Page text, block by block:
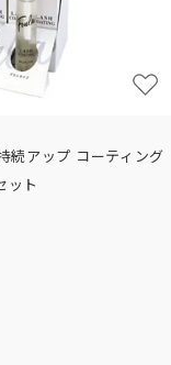
続アップ コーティング
ット